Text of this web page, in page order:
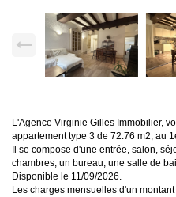
L'Agence Virginie Gilles Immobilier,
appartement type 3 de 72.76 m2, au
Il se compose d'une entrée, salon,
chambres, un bureau, une salle de
Disponible le 11/09/2026.
Les charges mensuelles d'un